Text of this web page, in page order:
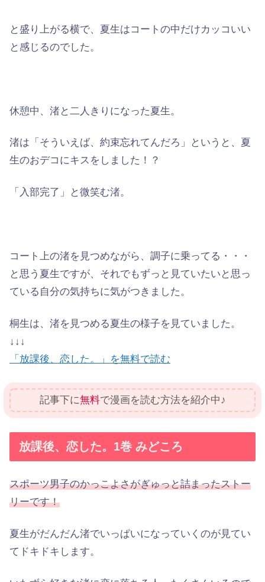
と盛り上がる横で、夏生はコートの中だけカッコいい
と感じるのでした。
休憩中、渚と二人きりになった夏生。
渚は「そういえば、約束忘れてんだろ」というと、夏
生のおデコにキスをしました！？
「入部完了」と微笑む渚。
コート上の渚を見つめながら、調子に乗ってる・・・
と思う夏生ですが、それでもずっと見ていたいと思っ
ている自分の気持ちに気がつきました。
桐生は、渚を見つめる夏生の様子を見ていました。
↓↓↓
「放課後、恋した。」を無料で読む
記事下に無料で漫画を読む方法を紹介中♪
放課後、恋した。1巻 みどころ
スポーツ男子のかっこよさがぎゅっと詰まったストー
リーです！
夏生がだんだん渚でいっぱいになっていくのが見てい
てドキドキします。